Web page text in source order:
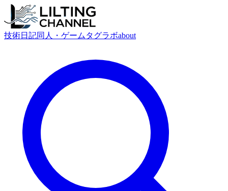
技術日記同人・ゲーム タグラボabout